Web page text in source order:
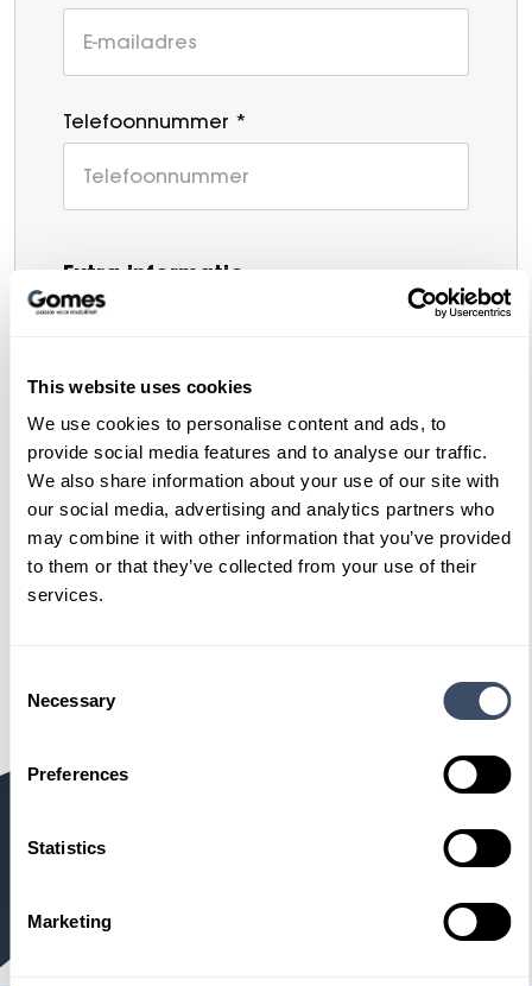
This website uses cookies
We use cookies to personalise content and ads, to
provide social media features and to analyse our traffic.
We also share information about your use of our site with
our social media, advertising and analytics partners who
may combine it with other information that you’ve provided
to them or that they’ve collected from your use of their
services.
Selection
Necessary
Preferences
Statistics
Marketing
Telefoonnummer *
Extra informatie
Vraag/opmerking
en
Algemene voorwaarden